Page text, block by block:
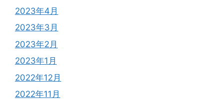
2023年4月
2023年3月
2023年2月
2023年1月
2022年12月
2022年11月